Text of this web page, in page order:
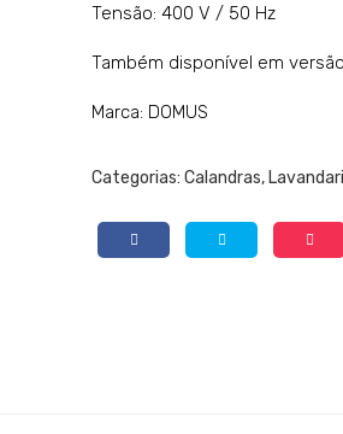
Tensão: 400 V / 50 Hz
Também disponível em
Marca: DOMUS
Categorias: Calandras,